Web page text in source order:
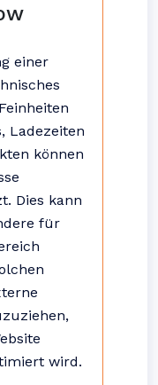
einer
Ladezeiten
können
Dies kann
für
wird.